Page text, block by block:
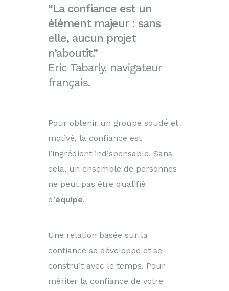
“La confiance est un
élément majeur : sans
elle, aucun projet
n’aboutit.”
Eric Tabarly, navigateur
français.
Pour obtenir un groupe soudé et
motivé, la confiance est
l’ingrédient indispensable. Sans
cela, un ensemble de personnes
ne peut pas être qualifié
d’équipe.
Une relation basée sur la
confiance se développe et se
construit avec le temps. Pour
mériter la confiance de votre